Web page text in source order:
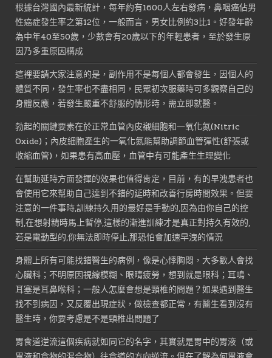
根據台灣國內最新統計，每年約有1600人左右發病，鼻咽癌佔男
性癌症發生率之第12位，一般而言，男女比例約3比1。好發年齡
為中年40至50歲，少數會有20歲以下的年輕患者，至於發生原
因乃多重原因構成
這裡要請大家注意的是，副作用不是每個人都會發生，因個人的
體質不同，發生率也不盡相同，民眾初次服藥時可多觀察自己的
身體反應，若發生嚴重不舒服的情形時，需立即就醫。
勃起的關鍵要素在於正常血管內皮襯細胞和一氧化氮(Nitric
Oxide)；內皮細胞產生的一氧化氮能幫助調節血管彈性(舒張或
收縮血管)，如果患有高血壓，血管中有可能產生生理變化
在幫助延時方面發揮的效果也值得肯定，目前，有的早洩患者也
會使用它來幫助自己達到不錯的延時和改善行房時間效果。但要
注意的一件事時,訓練持久用的最好是手動的,因為由你自己的控
制,在想射精時馬上暫停,這樣的漸進訓練才是真正對持久有效的,
若是電動型的,你無法即時停止,那恐怕會加速早洩的情況
身體上所有可能找錯醫生的病例，像是心悸胸悶，大多數人會找
心臟科；不明原因視線模糊、眼睛疲勞，想到就是眼科；耳鳴、
耳塞是耳鼻喉科；一般人怎麼會想是頸椎的問題？如果遇到醫生
找不到病因，又反覆出現症狀，做檢查都正常，有醫生看到沒有
醫生時，你要考慮是不是頸椎出問題了
胃食道逆流這個疾病就如同它的名字，其實就是胃中的胃液（或